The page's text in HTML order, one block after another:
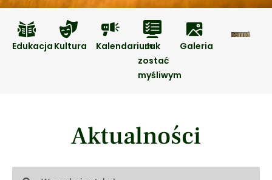
Edukacja Kultura KalendariumJak
zostać
myśliwym
Galeria
Aktualności